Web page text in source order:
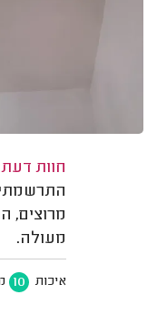
חוות
מרוצים,
מעולה.
איכות 10